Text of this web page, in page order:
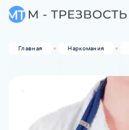
Главная Наркомания